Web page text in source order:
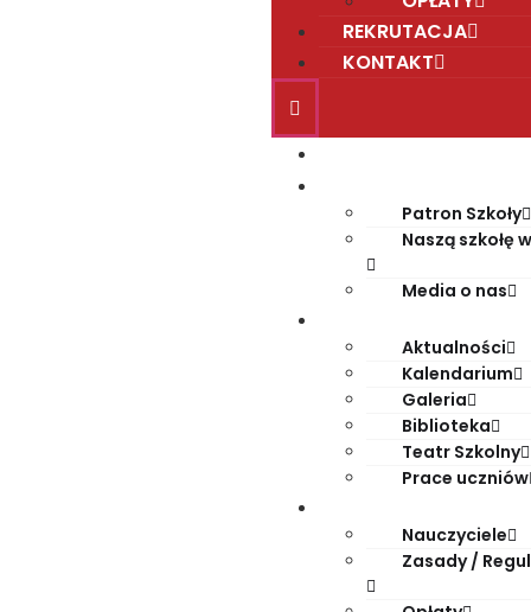
REKRUTACJA
KONTAKT
Patron Szkoły
Naszą szkołę
Media o nas
Aktualności
Kalendarium
Galeria
Biblioteka
Teatr Szkolny
Prace uczniów
Nauczyciele
Zasady /